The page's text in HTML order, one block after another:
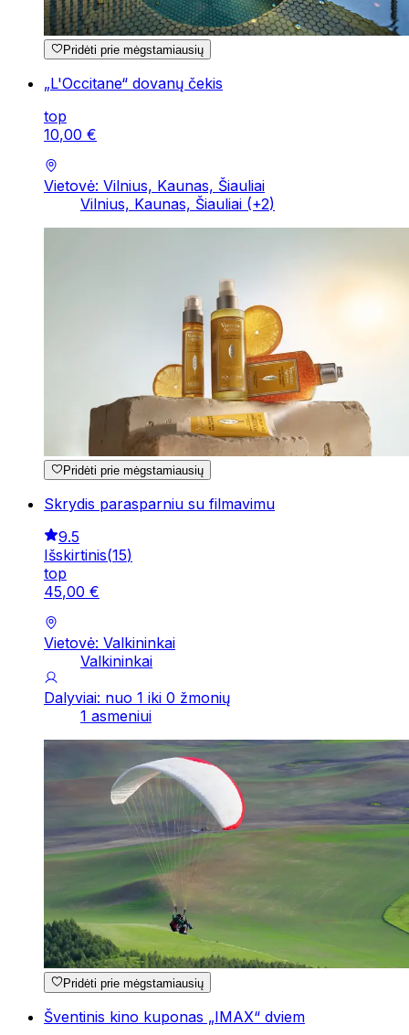
Pridėti prie mėgstamiausių
„L'Occitane“ dovanų čekis
top
10,00 €
Vietovė: Vilnius, Kaunas, Šiauliai
Vilnius, Kaunas, Šiauliai (+2)
Pridėti prie mėgstamiausių
Skrydis parasparniu su filmavimu
9.5
Išskirtinis(15)
top
45,00 €
Vietovė: Valkininkai
Valkininkai
Dalyviai: nuo 1 iki 0 žmonių
1 asmeniui
Pridėti prie mėgstamiausių
Šventinis kino kuponas „IMAX“ dviem